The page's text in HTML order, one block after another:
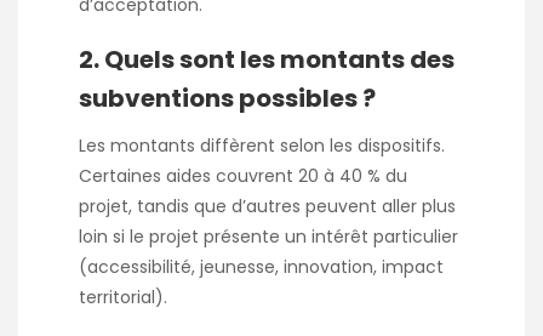
2. Quels sont les montants des
subventions possibles ?
Les montants diffèrent selon les dispositifs.
Certaines aides couvrent 20 à 40 % du
projet, tandis que d’autres peuvent aller plus
loin si le projet présente un intérêt particulier
(accessibilité, jeunesse, innovation, impact
territorial).